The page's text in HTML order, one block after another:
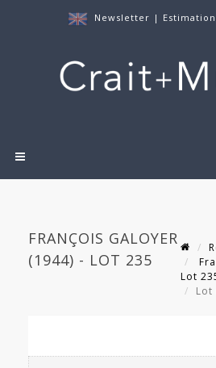
Newsletter | Estimation
FRANÇOIS GALOYER
(1944) - LOT 235
Lot
Lot